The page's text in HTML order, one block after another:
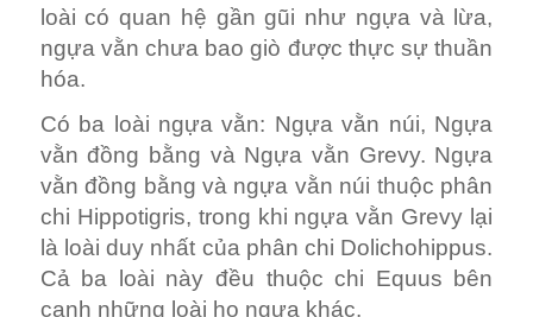
loài có quan hệ gần gũi như ngựa và lừa,
ngựa vằn chưa bao giò được thực sự thuần
hóa.
Có ba loài ngựa vằn: Ngựa vằn núi, Ngựa
vằn đồng bằng và Ngựa vằn Grevy. Ngựa
vằn đồng bằng và ngựa vằn núi thuộc phân
chi Hippotigris, trong khi ngựa vằn Grevy lại
là loài duy nhất của phân chi Dolichohippus.
Cả ba loài này đều thuộc chi Equus bên
cạnh những loài họ ngựa khác.